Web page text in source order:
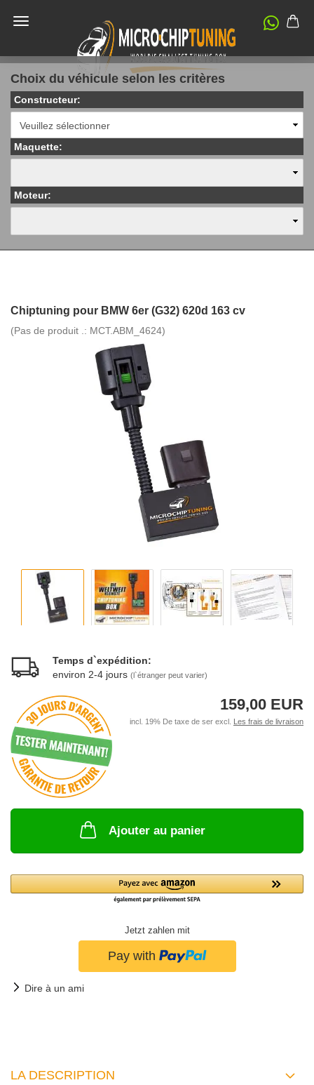
Choix du véhicule selon les critères
Constructeur:
Maquette:
Moteur:
Chiptuning pour BMW 6er (G32) 620d 163 cv
(Pas de produit .: MCT.ABM_4624)
Temps d`expédition:
environ 2-4 jours (l`étranger peut varier)
159,00 EUR
incl. 19% De taxe de ser excl. Les frais de livraison
Ajouter au panier
Jetzt zahlen mit
Dire à un ami
LA DESCRIPTION